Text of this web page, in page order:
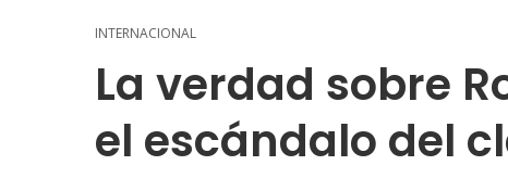
INTERNACIONAL
La verdad sobre
el escándalo del